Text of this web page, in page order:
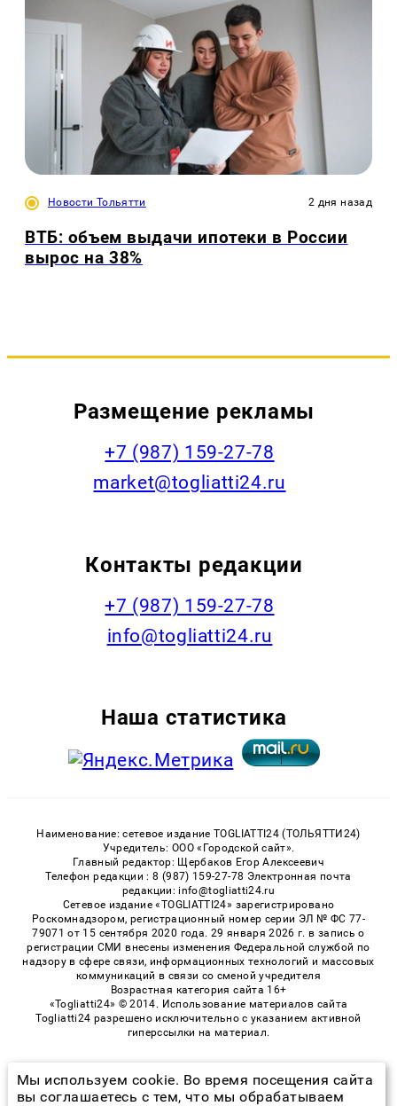
Новости Тольятти 2 дня назад
ВТБ: объем выдачи ипотеки в России
вырос на 38%
Размещение рекламы
+7 (987) 159-27-78
market@togliatti24.ru
Контакты редакции
+7 (987) 159-27-78
info@togliatti24.ru
Наша статистика
Наименование: сетевое издание TOGLIATTI24 (ТОЛЬЯТТИ24)
Учредитель: ООО «Городской сайт».
Главный редактор: Щербаков Егор Алексеевич
Телефон редакции : 8 (987) 159-27-78 Электронная почта
редакции: info@togliatti24.ru
Сетевое издание «TOGLIATTI24» зарегистрировано
Роскомнадзором, регистрационный номер серии ЭЛ № ФС 77-
79071 от 15 сентября 2020 года. 29 января 2026 г. в запись о
регистрации СМИ внесены изменения Федеральной службой по
надзору в сфере связи, информационных технологий и массовых
коммуникаций в связи со сменой учредителя
Возрастная категория сайта 16+
«Togliatti24» © 2014. Использование материалов сайта
Togliatti24 разрешено исключительно с указанием активной
гиперссылки на материал.
© 2026 «Togliatti24» | Все права защищены
Мы используем cookie. Во время посещения сайта
вы соглашаетесь с тем, что мы обрабатываем